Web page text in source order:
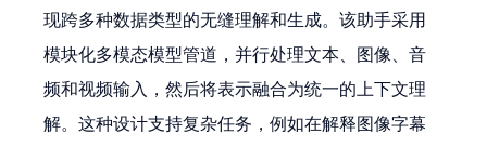
现跨多种数据类型的无缝理解和生成。该助手采用
模块化多模态模型管道，并行处理文本、图像、音
频和视频输入，然后将表示融合为统一的上下文理
解。这种设计支持复杂任务，例如在解释图像字幕